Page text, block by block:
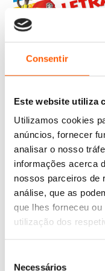
Consentir
Este website utiliza
Utilizamos cookies
anúncios, fornecer
analisar o nosso
informações acerca
nossos parceiros de
análise, que as
que lhes forneceu
utilização dos
Necessários
preço
original
era:
é:
Primeiras letras
Pata)
Nickelodeon